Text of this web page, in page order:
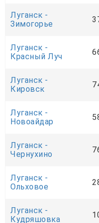
Луганск -
Зимогорье
Луганск -
Красный Луч
Луганск -
Кировск
Луганск -
Новоайдар
Луганск -
Чернухино
Луганск -
Ольховое
Луганск -
Кудряшовка